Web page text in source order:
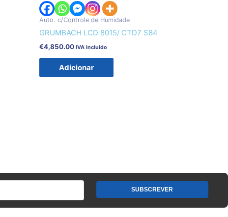
Auto. c/Controle de Humidade
GRUMBACH LCD 8015/ CTD7 S84
€4,850.00 IVA incluido
Adicionar